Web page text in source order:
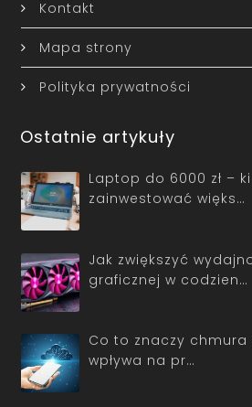
Kontakt
Mapa strony
Polityka prywatności
Ostatnie artykuły
Laptop do 6000 zł –
zainwestować więks…
Jak zwiększyć
graficznej w codzien…
Co to znaczy chmura
wpływa na pr…